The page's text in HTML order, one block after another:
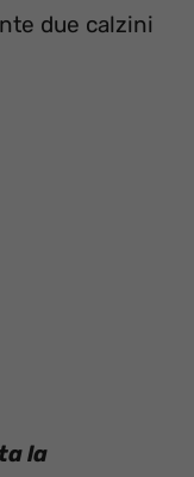
due calzini
la